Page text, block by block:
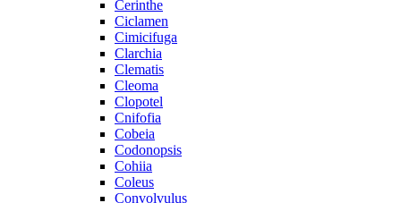
Cerinthe
Ciclamen
Cimicifuga
Clarchia
Clematis
Cleoma
Clopotel
Cnifofia
Cobeia
Codonopsis
Cohiia
Coleus
Convolvulus